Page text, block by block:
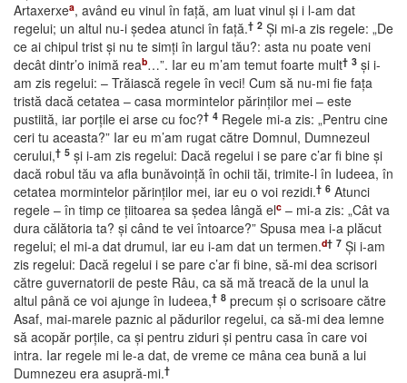
Artaxerxea, având eu vinul în faţă, am luat vinul şi i l-am dat
regelui; un altul nu-i şedea atunci în faţă.† 2 Şi mi-a zis regele: „De
ce ai chipul trist şi nu te simţi în largul tău?: asta nu poate veni
decât dintr’o inimă reab…”. Iar eu m’am temut foarte mult† 3 şi i-
am zis regelui: – Trăiască regele în veci! Cum să nu-mi fie faţa
tristă dacă cetatea – casa mormintelor părinţilor mei – este
pustiită, iar porţile ei arse cu foc?† 4 Regele mi-a zis: „Pentru cine
ceri tu aceasta?” Iar eu m’am rugat către Domnul, Dumnezeul
cerului,† 5 şi i-am zis regelui: Dacă regelui i se pare c’ar fi bine şi
dacă robul tău va afla bunăvoinţă în ochii tăi, trimite-l în Iudeea, în
cetatea mormintelor părinţilor mei, iar eu o voi rezidi.† 6 Atunci
regele – în timp ce ţiitoarea sa şedea lângă elc – mi-a zis: „Cât va
dura călătoria ta? şi când te vei întoarce?” Spusa mea i-a plăcut
regelui; el mi-a dat drumul, iar eu i-am dat un termen.d† 7 Şi i-am
zis regelui: Dacă regelui i se pare c’ar fi bine, să-mi dea scrisori
către guvernatorii de peste Râu, ca să mă treacă de la unul la
altul până ce voi ajunge în Iudeea,† 8 precum şi o scrisoare către
Asaf, mai-marele paznic al pădurilor regelui, ca să-mi dea lemne
să acopăr porţile, ca şi pentru ziduri şi pentru casa în care voi
intra. Iar regele mi le-a dat, de vreme ce mâna cea bună a lui
Dumnezeu era asupră-mi.†